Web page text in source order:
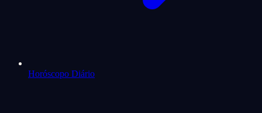
Horóscopo Diário